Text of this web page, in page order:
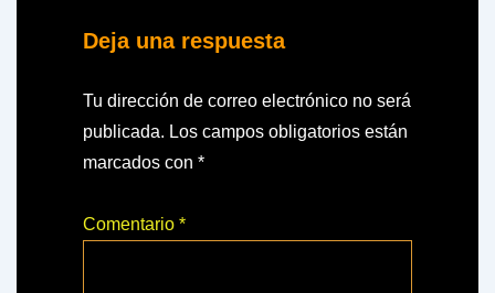
Deja una respuesta
Tu dirección de correo electrónico no será
publicada. Los campos obligatorios están
marcados con *
Comentario *